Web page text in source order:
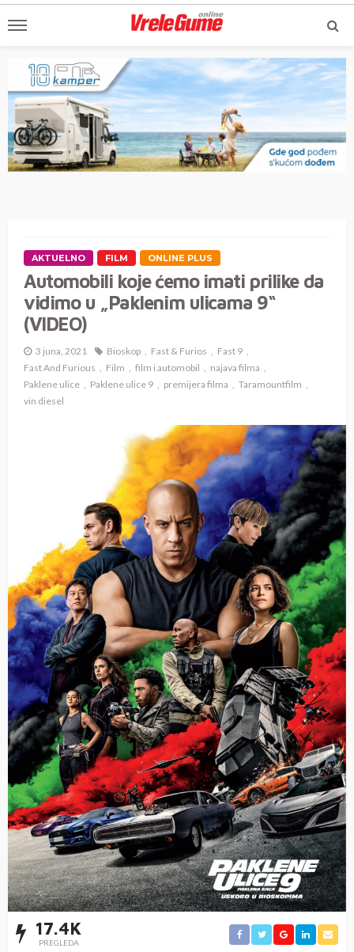
AKTUELNO FILM ONLINE PLUS
Automobili koje ćemo imati prilike da
vidimo u „Paklenim ulicama 9“
(VIDEO)
3 juna, 2021 Bioskop Fast & Furios
Fast 9
Fast And Furious
Film film i automobil
najava filma
Paklene ulice
Paklene ulice 9 premijera filma
Taramountfilm
vin diesel
17.4K
PREGLEDA